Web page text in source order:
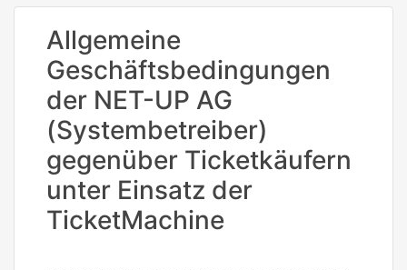
Allgemeine
Geschäftsbedingungen
der NET-UP AG
(Systembetreiber)
gegenüber Ticketkäufern
unter Einsatz der
TicketMachine